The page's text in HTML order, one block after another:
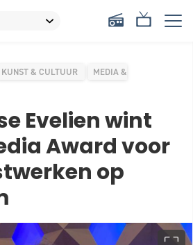
KUNST & CULTUUR
MEDIA &
Evelien wint
Award voor
op